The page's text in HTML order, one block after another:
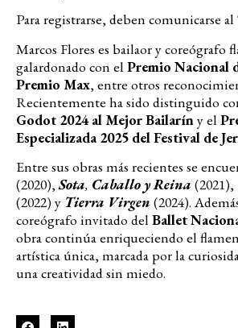
Para registrarse, deben comunicarse al
Marcos Flores es bailaor y coreógrafo
galardonado con el Premio Nacional
Premio Max, entre otros
Recientemente ha sido distinguido
Godot 2024 al Mejor Bailaríny el
Especializada 2025 del Festival de
Entre sus obras más recientes se
(2020),Sota, Caballo y Reina (2021),
(2022) y Tierra Virgen (2024).
coreógrafo invitado del Ballet
obra continúa enriqueciendo el
artística única, marcada por la
una creatividad sin miedo.